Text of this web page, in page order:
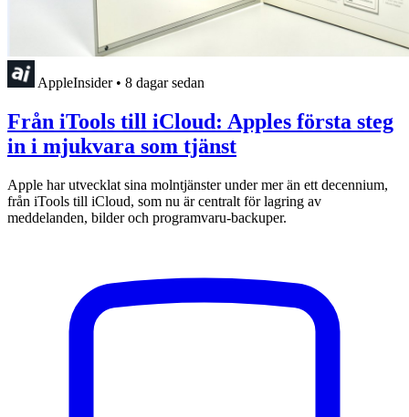
AppleInsider • 8 dagar sedan
Från iTools till iCloud: Apples första steg
in i mjukvara som tjänst
Apple har utvecklat sina molntjänster under mer än ett decennium,
från iTools till iCloud, som nu är centralt för lagring av
meddelanden, bilder och programvaru-backuper.